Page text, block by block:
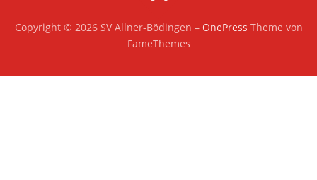
Copyright © 2026 SV Allner-Bödingen – OnePress Theme von
FameThemes